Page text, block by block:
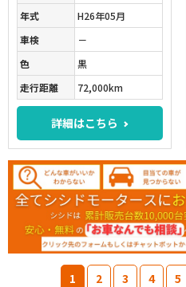
年式
H26年05月
車検
－
色
黒
走行距離
72,000km
詳細はこちら
1 2 3 4 5